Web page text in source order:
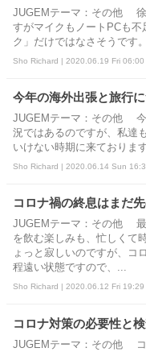
JUGEMテーマ：その他 徐
すがマイクもノートPCも
ク」だけではなさそうです
Sho Richard | 2020.06.19 Fri 06:00
今年の海外出張と旅行
JUGEMテーマ：その他 今
況ではあるのですが、私達
いけない時期に来ておりま
Sho Richard | 2020.06.14 Sun
コロナ禍の終息はまだ
JUGEMテーマ：その他 最
を飲む楽しみも、忙しくて
ょっと寂しいのですが、コ
程遠い状態ですので、...
Sho Richard | 2020.06.12 Fri 19:29
コロナ対策の必要性と
JUGEMテーマ：その他 コ